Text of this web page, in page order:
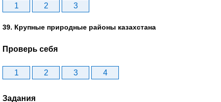
1 2 3
39. Крупные природные районы казахстана
Проверь себя
1 2 3 4
Задания